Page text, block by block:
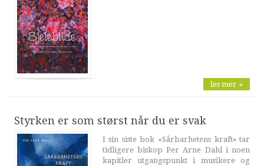
les mer »
Styrken er som størst når du er svak
I sin siste bok «Sårbarhetens kraft» tar
tidligere biskop Per Arne Dahl i noen
kapitler utgangspunkt i musikere og